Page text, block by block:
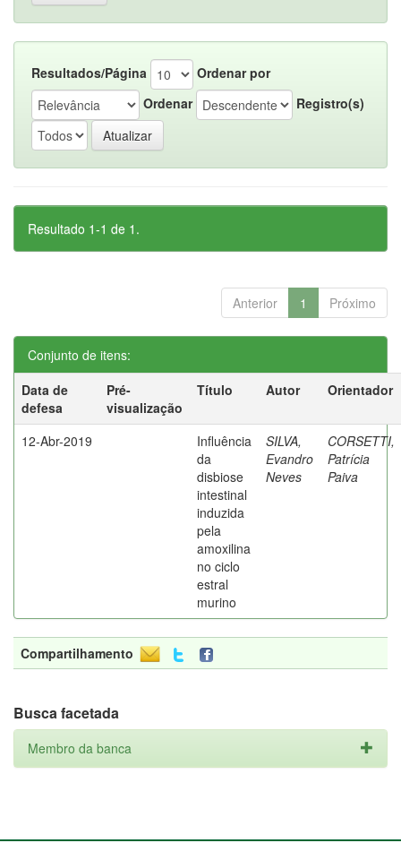
Resultados/Página
Ordenar por
Ordenar
Registro(s)
Resultado 1-1 de 1.
Anterior 1 Próximo
Conjunto de itens:
Data de
defesa
Pré-
visualização
Título Autor Orientador
12-Abr-2019
Influência
da
disbiose
intestinal
induzida
pela
amoxilina
no ciclo
estral
murino
SILVA,
Evandro
Neves
CORSETTI,
Patrícia
Paiva
Compartilhamento
Busca facetada
Membro da banca